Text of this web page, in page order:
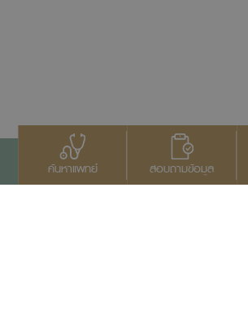
ค้นหาแพทย์ สอบถามข้อมูล